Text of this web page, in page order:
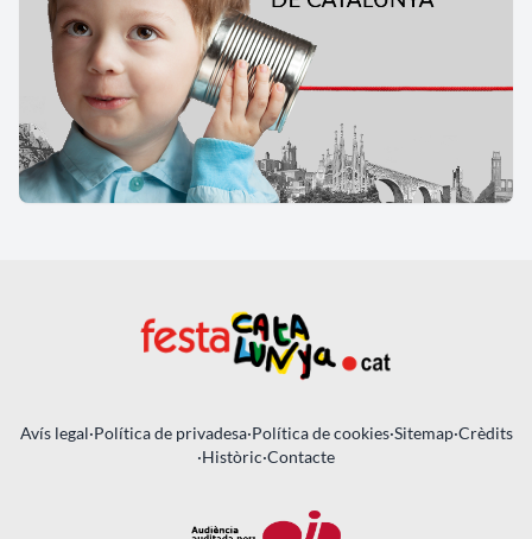
Avís legal·Política de privadesa·Política de cookies·Sitemap·Crèdits
·Històric·Contacte